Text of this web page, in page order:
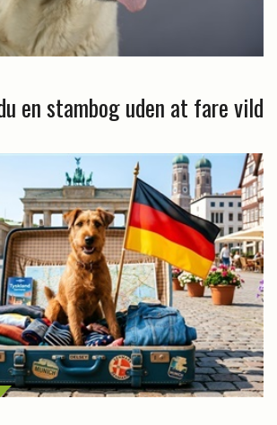
en stambog uden at fare vild